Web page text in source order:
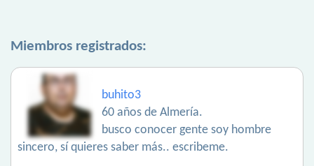
Miembros registrados:
buhito3
60 años de Almería.
busco conocer gente soy hombre
sincero, sí quieres saber más.. escribeme.